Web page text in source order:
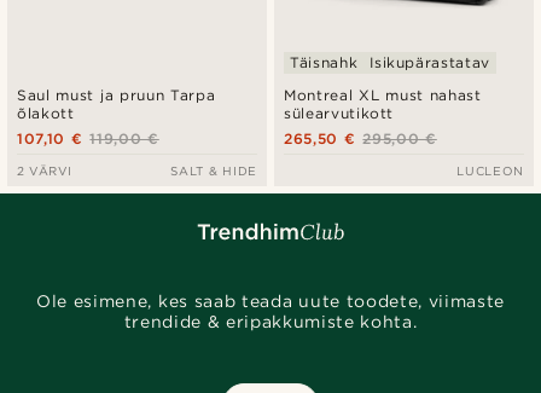
Saul must ja pruun Tarpa
õlakott
119,00 €
107,10 €
2 VÄRVI SALT & HIDE
Montreal XL must nahast
sülearvutikott
Täisnahk Isikupärastatav
295,00 €
265,50 €
LUCLEON
Ole esimene, kes saab teada uute toodete, viimaste
trendide & eripakkumiste kohta.